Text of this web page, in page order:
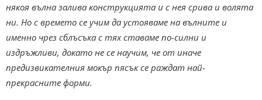
някоя вълна залива конструкцията и с нея срива и волята
ни. Но с времето се учим да устояваме на вълните и
именно чрез сблъсъка с тях ставаме по-силни и
издръжливи, докато не се научим, че от иначе
предизвикателния мокър пясък се раждат най-
прекрасните форми.